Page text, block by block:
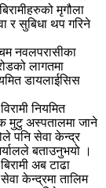
मृगौला
र सुबिधा थप गरिने
नवलपरासीका
लागतमा
डायलाईसिस
नियमित
मुटु अस्पतालमा जाने
पनि सेवा केन्द्र
बताउनुभयो ।
अब टाढा
केन्द्रमा तालिम